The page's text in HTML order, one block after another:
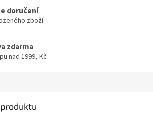
doručení
zboží
zdarma
nad 1999,-Kč